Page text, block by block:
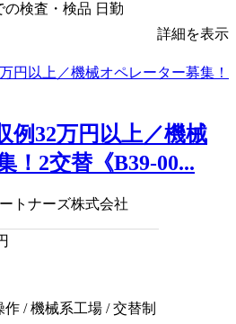
の検査・検品 日勤
詳細を表示
例32万円以上／機械
！2交替《B39-00...
トナーズ株式会社
/ 機械系工場 / 交替制